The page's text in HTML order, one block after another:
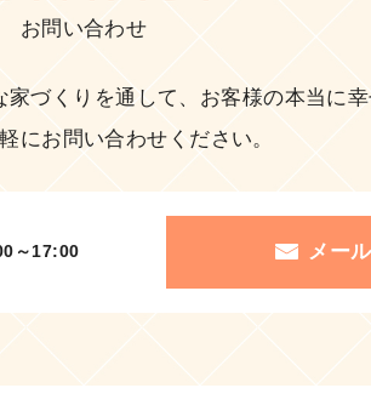
お問い合わせ
づくりを通して、お客様の本当に
にお問い合わせください。
～17:00 メー